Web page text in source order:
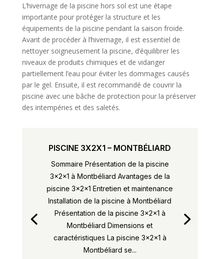
L’hivernage de la piscine hors sol est une étape
importante pour protéger la structure et les
équipements de la piscine pendant la saison froide.
Avant de procéder à l’hivernage, il est essentiel de
nettoyer soigneusement la piscine, d’équilibrer les
niveaux de produits chimiques et de vidanger
partiellement l’eau pour éviter les dommages causés
par le gel. Ensuite, il est recommandé de couvrir la
piscine avec une bâche de protection pour la préserver
des intempéries et des saletés.
PISCINE 3X2X1 – MONTBÉLIARD
Sommaire Présentation de la piscine
3x2x1 à Montbéliard Avantages de la
piscine 3x2x1 Entretien et maintenance
Installation de la piscine à Montbéliard
Présentation de la piscine 3x2x1 à
Montbéliard Dimensions et
caractéristiques La piscine 3x2x1 à
Montbéliard se...